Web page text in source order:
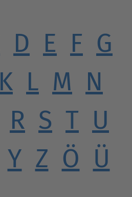
D E F G
K L M N
R S T U
Y Z Ö Ü